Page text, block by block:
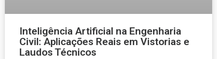
Inteligência Artificial na Engenharia
Civil: Aplicações Reais em Vistorias e
Laudos Técnicos